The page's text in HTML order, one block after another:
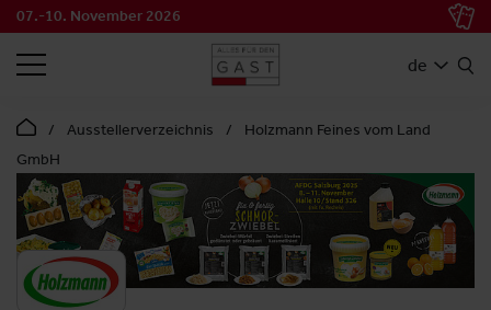
07.-10. November 2026
de
SUCHEN
Ausstellerverzeichnis
Holzmann Feines vom Land
GmbH